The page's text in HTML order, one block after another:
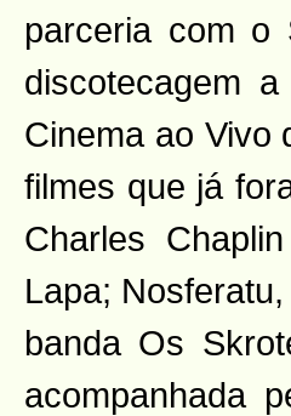
parceria com o
discotecagem
Cinema ao Vivo
filmes que já
Charles
Lapa;
banda Os
acompanhada